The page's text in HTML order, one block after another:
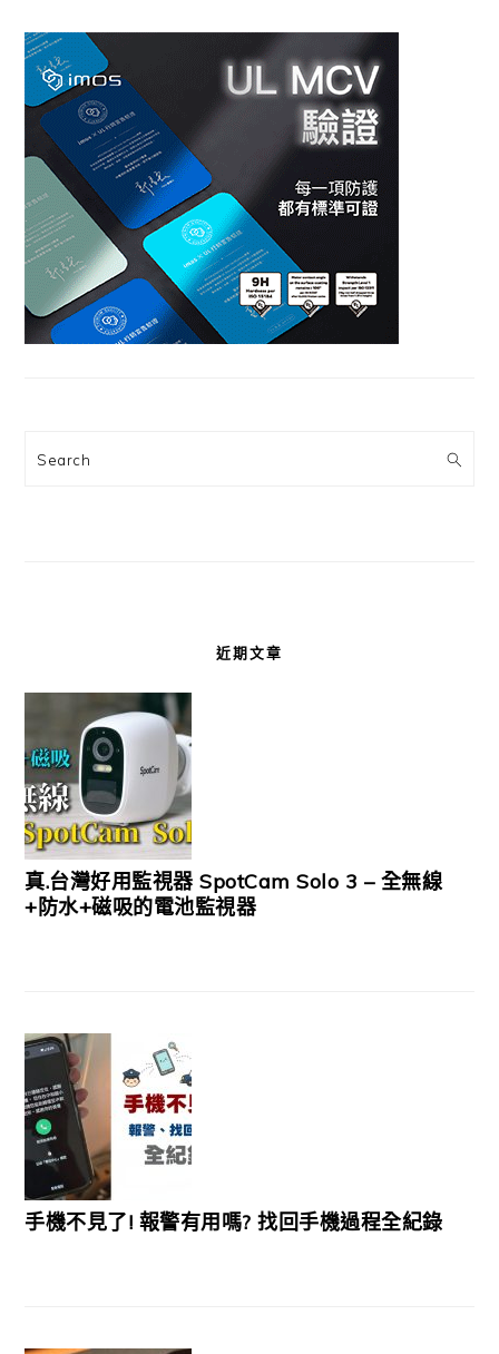
Search
近期文章
真.台灣好用監視器 SpotCam Solo 3 – 全無線
+防水+磁吸的電池監視器
手機不見了! 報警有用嗎? 找回手機過程全紀錄